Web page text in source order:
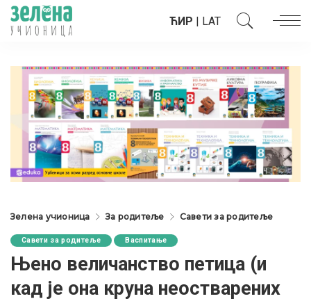
ЋИР | LAT
Зелена учионица За родитеље Савети за родитеље
Савети за родитеље Васпитање
Њено величанство петица (и
кад је она круна неостварених